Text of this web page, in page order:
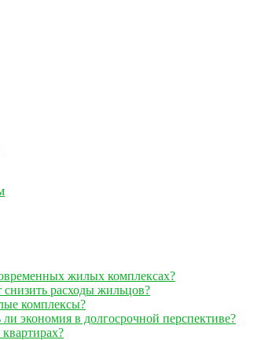
жилых комплексах?
расходы жильцов?
комплексы?
экономия в долгосрочной перспективе?